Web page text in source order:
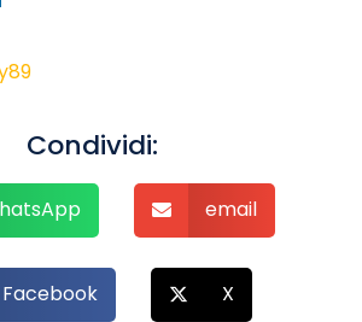
Condividi:
email
Facebook X